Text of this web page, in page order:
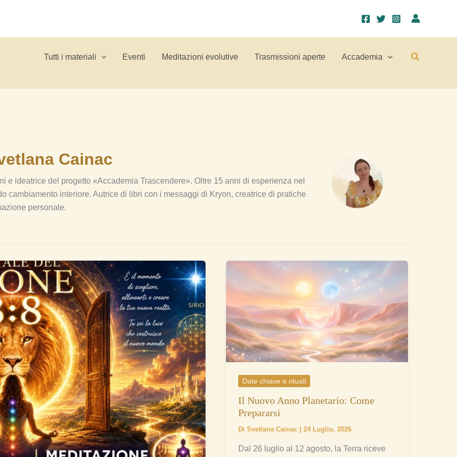
Tutti i materiali Eventi Meditazioni evolutive Trasmissioni aperte Accademia Cerca
Cainac
e ideatrice del progetto «Accademia Trascendere». Oltre 15 anni di esperienza nel
cambiamento interiore. Autrice di libri con i messaggi di Kryon, creatrice di pratiche
personale.
Date chiave e rituali
Il Nuovo Anno Planetario: Come
Prepararsi
Di Svetlana Cainac 24 Luglio, 2026
Dal 26 luglio al 12 agosto, la Terra riceve
Anno
Planetario:
Come
Prepararsi